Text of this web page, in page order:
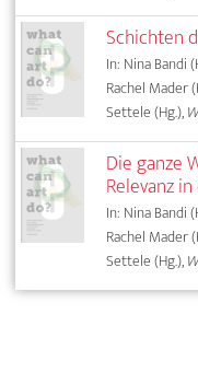
Schichten
In: Nina Bandi
Rachel Mader
Settele (Hg.),
Die ganze
Relevanz
In: Nina Bandi
Rachel Mader
Settele (Hg.),